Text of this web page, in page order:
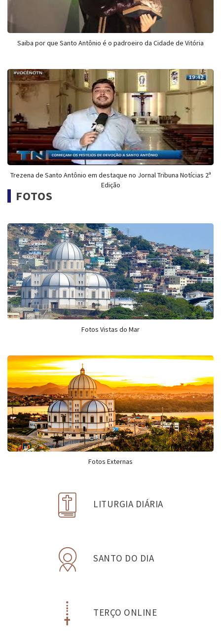
Saiba por que Santo Antônio é o padroeiro da Cidade de Vitória
Trezena de Santo Antônio em destaque no Jornal Tribuna Notícias 2ª
Edição
FOTOS
Fotos Vistas do Mar
Fotos Externas
LITURGIA DIÁRIA
SANTO DO DIA
TERÇO ONLINE